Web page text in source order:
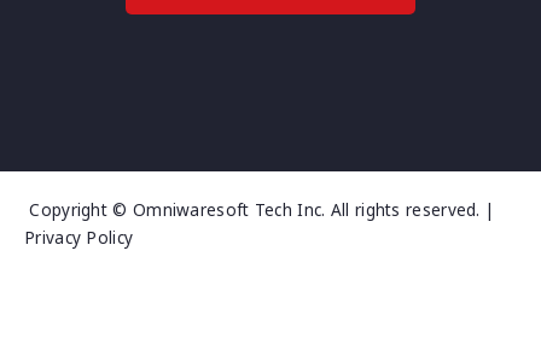
Copyright © Omniwaresoft Tech Inc. All rights reserved. |
Privacy Policy